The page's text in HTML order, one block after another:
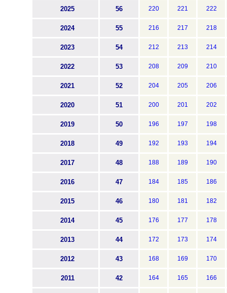
2025 56 220 221 222
2024 55 216 217 218
2023 54 212 213 214
2022 53 208 209 210
2021 52 204 205 206
2020 51 200 201 202
2019 50 196 197 198
2018 49 192 193 194
2017 48 188 189 190
2016 47 184 185 186
2015 46 180 181 182
2014 45 176 177 178
2013 44 172 173 174
2012 43 168 169 170
2011 42 164 165 166